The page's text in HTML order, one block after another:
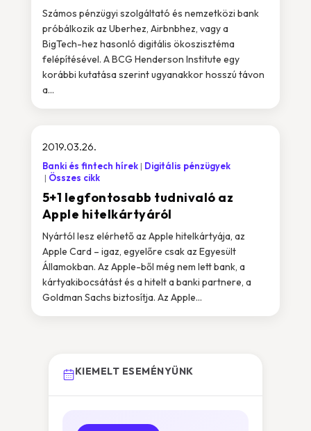
Számos pénzügyi szolgáltató és nemzetközi bank
próbálkozik az Uberhez, Airbnbhez, vagy a
BigTech-hez hasonló digitális ökoszisztéma
felépítésével. A BCG Henderson Institute egy
korábbi kutatása szerint ugyanakkor hosszú távon
a...
5+1 legfontosabb tudnivaló az
Apple hitelkártyáról
2019.03.26.
Banki és fintech hírek
Digitális pénzügyek
Összes cikk
Nyártól lesz elérhető az Apple hitelkártyája, az
Apple Card – igaz, egyelőre csak az Egyesült
Államokban. Az Apple-ből még nem lett bank, a
kártyakibocsátást és a hitelt a banki partnere, a
Goldman Sachs biztosítja. Az Apple...
KIEMELT ESEMÉNYÜNK